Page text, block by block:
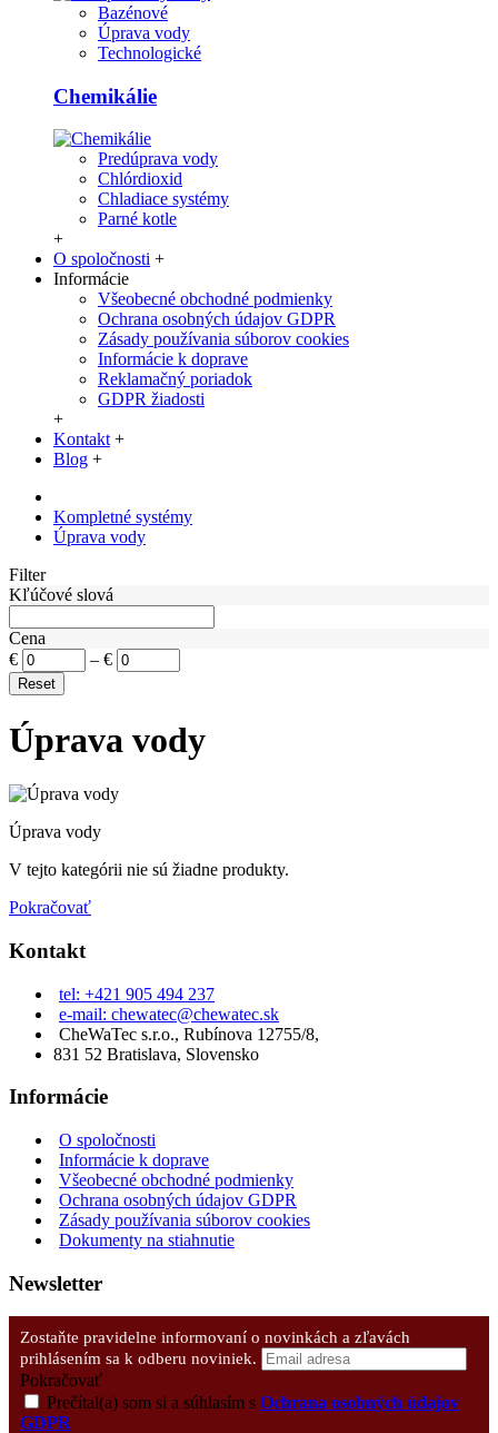
Bazénové
Úprava vody
Technologické
Chemikálie
Predúprava vody
Chlórdioxid
Chladiace systémy
Parné kotle
+
O spoločnosti +
Informácie
Všeobecné obchodné podmienky
Ochrana osobných údajov GDPR
Zásady používania súborov cookies
Informácie k doprave
Reklamačný poriadok
GDPR žiadosti
+
Kontakt +
Blog +
Kompletné systémy
Úprava vody
Filter
Kľúčové slová
Cena
€
– €
Úprava vody
Úprava vody
V tejto kategórii nie sú žiadne produkty.
Pokračovať
Kontakt
tel: +421 905 494 237
e-mail: chewatec@chewatec.sk
CheWaTec s.r.o., Rubínova 12755/8,
831 52 Bratislava, Slovensko
Informácie
O spoločnosti
Informácie k doprave
Všeobecné obchodné podmienky
Ochrana osobných údajov GDPR
Zásady používania súborov cookies
Dokumenty na stiahnutie
Newsletter
Zostaňte pravidelne informovaní o novinkách a zľavách
prihlásením sa k odberu noviniek.
Pokračovať
Prečítal(a) som si a súhlasím s Ochrana osobných údajov
GDPR